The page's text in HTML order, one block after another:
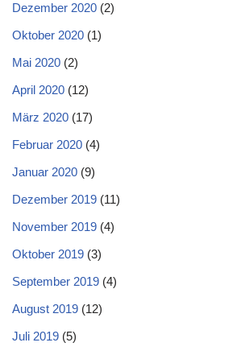
Dezember 2020 (2)
Oktober 2020 (1)
Mai 2020 (2)
April 2020 (12)
März 2020 (17)
Februar 2020 (4)
Januar 2020 (9)
Dezember 2019 (11)
November 2019 (4)
Oktober 2019 (3)
September 2019 (4)
August 2019 (12)
Juli 2019 (5)